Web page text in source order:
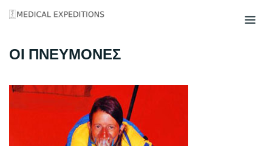
Skip
content
ΟΙ ΠΝΕΥΜΟΝΕΣ